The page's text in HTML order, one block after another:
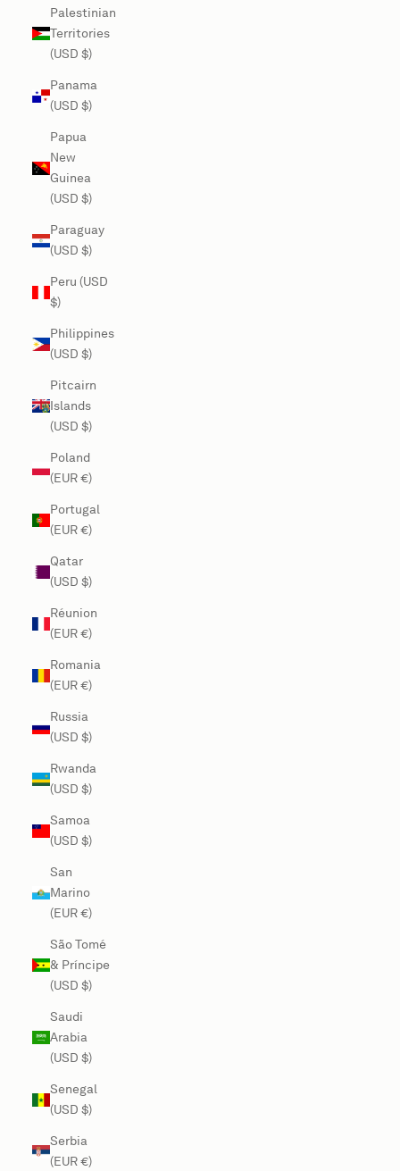
Palestinian
Territories
(USD $)
Panama
(USD $)
Papua
New
Guinea
(USD $)
Paraguay
(USD $)
Peru (USD
$)
Philippines
(USD $)
Pitcairn
Islands
(USD $)
Poland
(EUR €)
Portugal
(EUR €)
Qatar
(USD $)
Réunion
(EUR €)
Romania
(EUR €)
Russia
(USD $)
Rwanda
(USD $)
Samoa
(USD $)
San
Marino
(EUR €)
São Tomé
& Príncipe
(USD $)
Saudi
Arabia
(USD $)
Senegal
(USD $)
Serbia
(EUR €)